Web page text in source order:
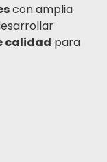
con amplia
calidad para